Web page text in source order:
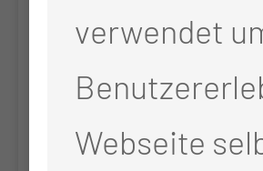
Treatment,
And Outcome Of
With Esophageal,
verwendet
Webseite